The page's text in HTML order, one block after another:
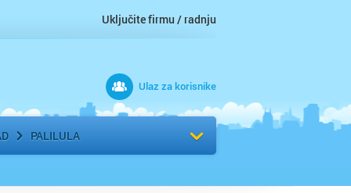
Uključite firmu / radnju
Ulaz za korisnike
PALILULA